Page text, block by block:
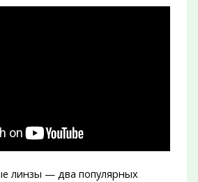
линзы — два популярных